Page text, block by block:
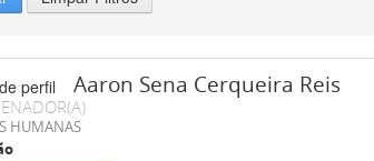
Aaron Sena Cerqueira Reis
HUMANAS